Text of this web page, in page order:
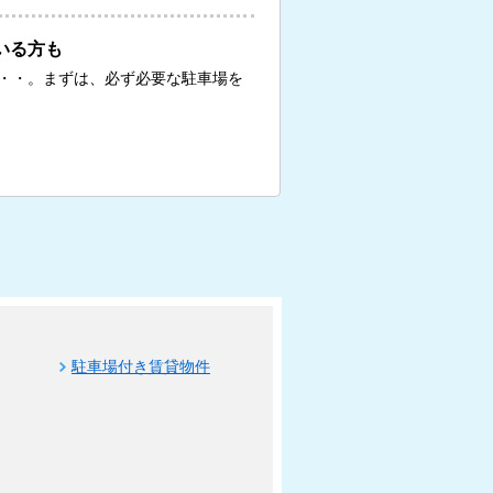
る方も
・。まずは、必ず必要な駐車場を
駐車場付き賃貸物件